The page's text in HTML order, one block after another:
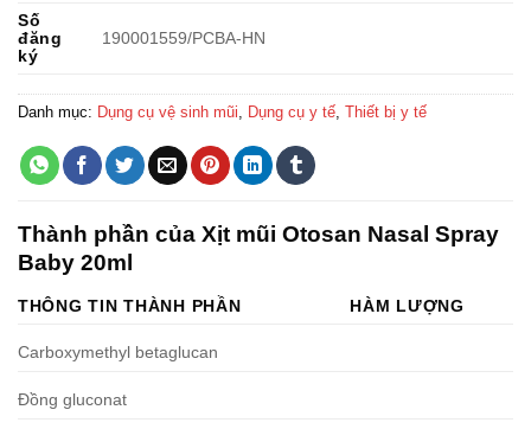
Số
đăng
ký
190001559/PCBA-HN
Danh mục: Dụng cụ vệ sinh mũi, Dụng cụ y tế, Thiết bị y tế
Thành phần của Xịt mũi Otosan Nasal Spray
Baby 20ml
THÔNG TIN THÀNH PHẦN HÀM LƯỢNG
Carboxymethyl betaglucan
Đồng gluconat